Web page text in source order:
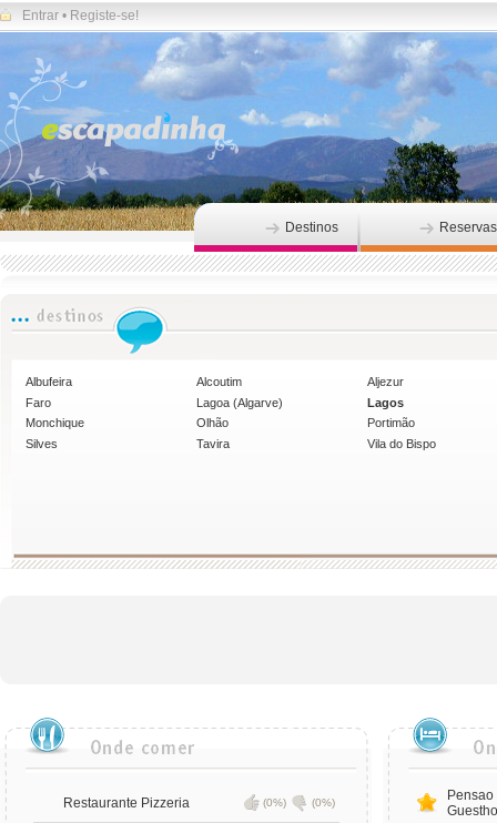
Entrar • Registe-se!
Destinos Reservas
Albufeira Alcoutim
Aljezur
Faro
Lagoa (Algarve)
Lagos
Monchique
Olhão
Portimão
Silves
Tavira Vila do Bispo
Restaurante Pizzeria (0%) (0%)